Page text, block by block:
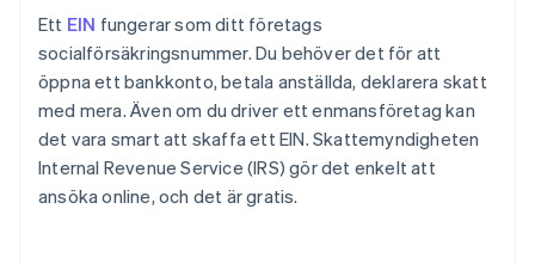
Ett EIN fungerar som ditt företags
socialförsäkringsnummer. Du behöver det för att
öppna ett bankkonto, betala anställda, deklarera skatt
med mera. Även om du driver ett enmansföretag kan
det vara smart att skaffa ett EIN. Skattemyndigheten
Internal Revenue Service (IRS) gör det enkelt att
ansöka online, och det är gratis.